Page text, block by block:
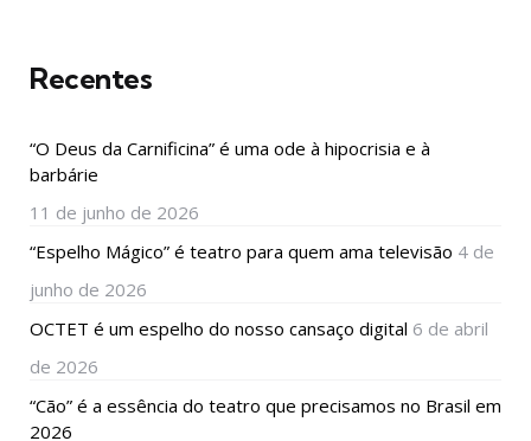
Recentes
“O Deus da Carnificina” é uma ode à hipocrisia e à
barbárie
11 de junho de 2026
“Espelho Mágico” é teatro para quem ama televisão 4 de
junho de 2026
OCTET é um espelho do nosso cansaço digital 6 de abril
de 2026
“Cão” é a essência do teatro que precisamos no Brasil em
2026